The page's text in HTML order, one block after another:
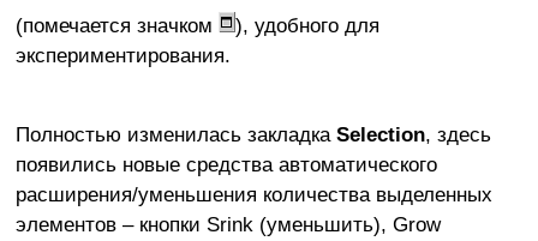
(помечается значком
), удобного для
экспериментирования.
Полностью изменилась закладка Selection, здесь
появились новые средства автоматического
расширения/уменьшения количества выделенных
элементов – кнопки Srink (уменьшить), Grow